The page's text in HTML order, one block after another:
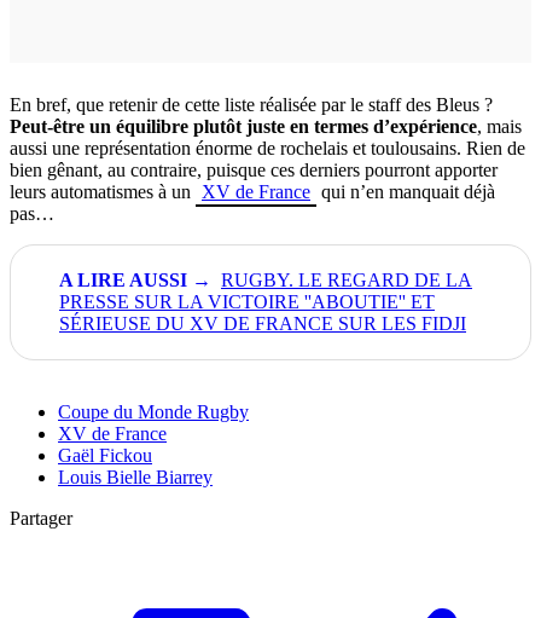
En bref, que retenir de cette liste réalisée par le staff des Bleus ?
Peut-être un équilibre plutôt juste en termes d’expérience, mais
aussi une représentation énorme de rochelais et toulousains. Rien de
bien gênant, au contraire, puisque ces derniers pourront apporter
leurs automatismes à un
XV de France qui n’en manquait déjà
pas…
RUGBY. LE REGARD DE LA
PRESSE SUR LA VICTOIRE ''ABOUTIE'' ET
SÉRIEUSE DU XV DE FRANCE SUR LES FIDJI
Coupe du Monde Rugby
XV de France
Gaël Fickou
Louis Bielle Biarrey
Partager